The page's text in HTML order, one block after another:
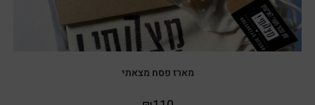
מארז פסח מצאתי